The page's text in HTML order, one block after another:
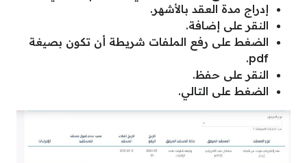
إدراج مدة العقد بالأشهر.
النقر على إضافة.
الضغط على رفع الملفات شريطة أن تكون بصيغة
pdf.
النقر على حفظ.
الضغط على التالي.